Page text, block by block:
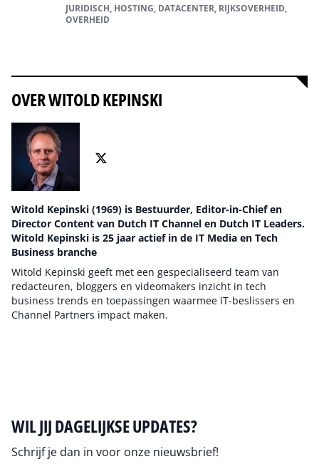
JURIDISCH, HOSTING, DATACENTER, RIJKSOVERHEID,
OVERHEID
OVER WITOLD KEPINSKI
Witold Kepinski (1969) is Bestuurder, Editor-in-Chief en
Director Content van Dutch IT Channel en Dutch IT Leaders.
Witold Kepinski is 25 jaar actief in de IT Media en Tech
Business branche
Witold Kepinski geeft met een gespecialiseerd team van
redacteuren, bloggers en videomakers inzicht in tech
business trends en toepassingen waarmee IT-beslissers en
Channel Partners impact maken.
WIL JIJ DAGELIJKSE UPDATES?
Schrijf je dan in voor onze nieuwsbrief!